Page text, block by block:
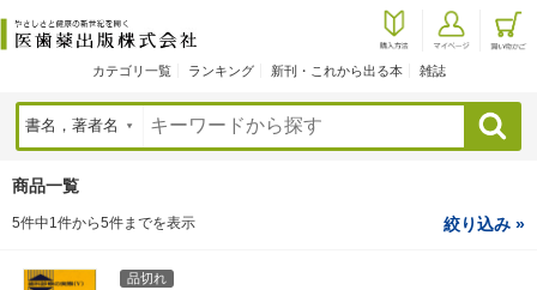
カテゴリ一覧 ランキング 新刊・これから出る本 雑誌
検索
商品一覧
5件中1件から5件までを表示 絞り込み »
品切れ